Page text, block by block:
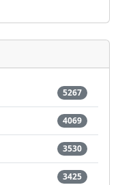
5267
4069
3530
3425